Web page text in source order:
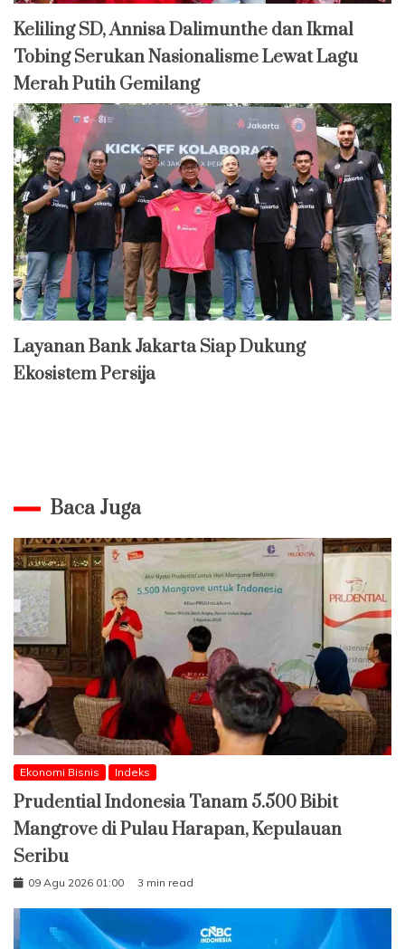
Keliling SD, Annisa Dalimunthe dan Ikmal
Tobing Serukan Nasionalisme Lewat Lagu
Merah Putih Gemilang
Layanan Bank Jakarta Siap Dukung
Ekosistem Persija
Baca Juga
Ekonomi Bisnis Indeks
Prudential Indonesia Tanam 5.500 Bibit
Mangrove di Pulau Harapan, Kepulauan
Seribu
09 Agu 2026 01:00 3 min read